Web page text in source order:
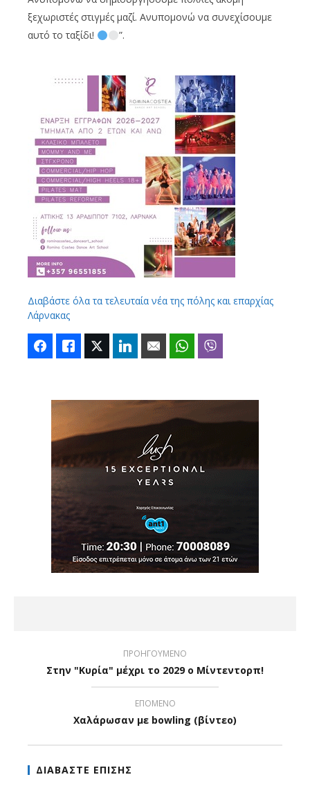
ξεχωριστές στιγμές μαζί. Ανυπομονώ να συνεχίσουμε
αυτό το ταξίδι!
”.
Διαβάστε όλα τα τελευταία νέα της πόλης και επαρχίας
Λάρνακας
FacebookLike Twitter LinkedIn Email WhatsApp
ΠΡΟΗΓΟΥΜΕΝΟ
Στην "Κυρία" μέχρι το 2029 ο Μίντεντορπ!
ΕΠΟΜΕΝΟ
Χαλάρωσαν με bowling (βίντεο)
ΔΙΑΒΑΣΤΕ ΕΠΙΣΗΣ